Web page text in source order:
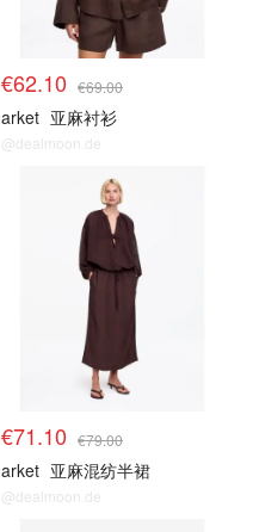
€62.10 €69.00
arket 亚麻衬衫
@dealmoon.de
€71.10 €79.00
arket 亚麻混纺半裙
@dealmoon.de